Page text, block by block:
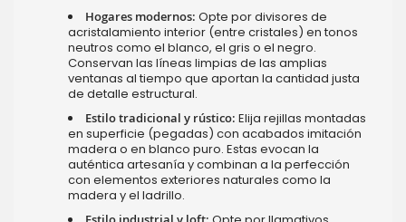
Hogares modernos: Opte por divisores de
acristalamiento interior (entre cristales) en tonos
neutros como el blanco, el gris o el negro.
Conservan las líneas limpias de las amplias
ventanas al tiempo que aportan la cantidad justa
de detalle estructural.
Estilo tradicional y rústico: Elija rejillas montadas
en superficie (pegadas) con acabados imitación
madera o en blanco puro. Estas evocan la
auténtica artesanía y combinan a la perfección
con elementos exteriores naturales como la
madera y el ladrillo.